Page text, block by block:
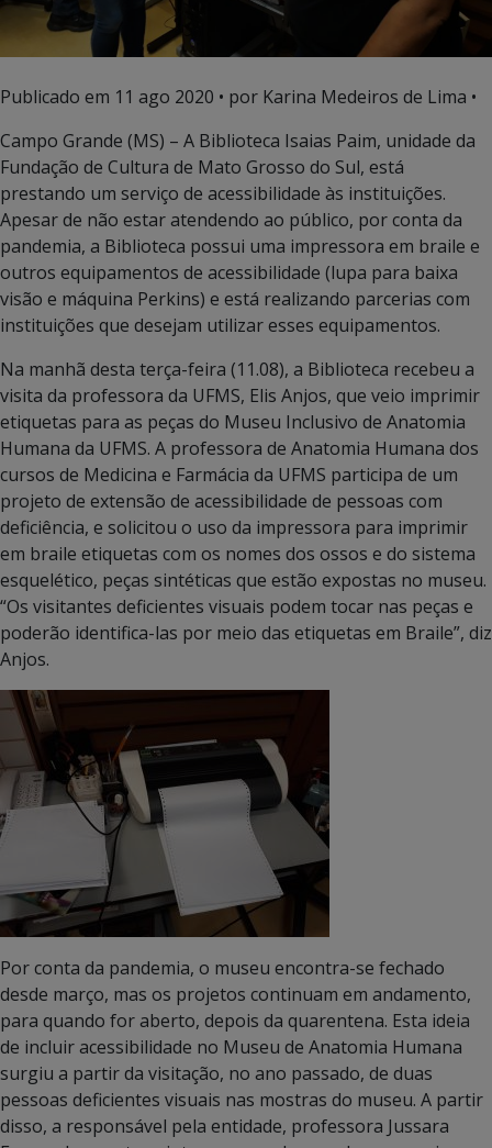
Publicado em 11 ago 2020 • por Karina Medeiros de Lima •
Campo Grande (MS) – A Biblioteca Isaias Paim, unidade da
Fundação de Cultura de Mato Grosso do Sul, está
prestando um serviço de acessibilidade às instituições.
Apesar de não estar atendendo ao público, por conta da
pandemia, a Biblioteca possui uma impressora em braile e
outros equipamentos de acessibilidade (lupa para baixa
visão e máquina Perkins) e está realizando parcerias com
instituições que desejam utilizar esses equipamentos.
Na manhã desta terça-feira (11.08), a Biblioteca recebeu a
visita da professora da UFMS, Elis Anjos, que veio imprimir
etiquetas para as peças do Museu Inclusivo de Anatomia
Humana da UFMS. A professora de Anatomia Humana dos
cursos de Medicina e Farmácia da UFMS participa de um
projeto de extensão de acessibilidade de pessoas com
deficiência, e solicitou o uso da impressora para imprimir
em braile etiquetas com os nomes dos ossos e do sistema
esquelético, peças sintéticas que estão expostas no museu.
“Os visitantes deficientes visuais podem tocar nas peças e
poderão identifica-las por meio das etiquetas em Braile”, diz
Anjos.
Por conta da pandemia, o museu encontra-se fechado
desde março, mas os projetos continuam em andamento,
para quando for aberto, depois da quarentena. Esta ideia
de incluir acessibilidade no Museu de Anatomia Humana
surgiu a partir da visitação, no ano passado, de duas
pessoas deficientes visuais nas mostras do museu. A partir
disso, a responsável pela entidade, professora Jussara